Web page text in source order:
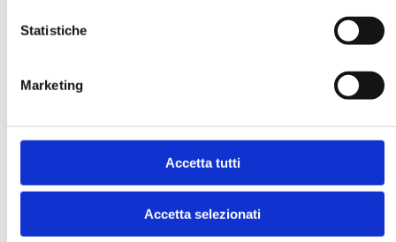
Statistiche
Marketing
Accetta tutti
Accetta selezionati
Ho letto e accetto l’informativa sulla
Ho preso visione delleCondizioni Generalidi
contratto disciplinanti il sito